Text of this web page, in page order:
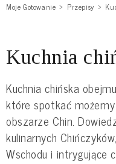
Moje Gotowanie Przepisy
Kuchnia
Kuchnia chińska
które spotkać
obszarze Chin.
kulinarnych
Wschodu i intrygujące